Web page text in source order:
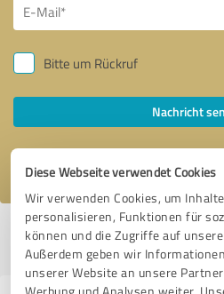
Diese Webseite verwendet Cookies
Wir verwenden Cookies, um
personalisieren, Funktionen für
können und die Zugriffe auf
Außerdem geben wir
unserer Website an unsere
Bitte um Rückruf
Nachricht
Ich stimme den
Profil aktiv seit 28.10.2019 |Letzte
melden